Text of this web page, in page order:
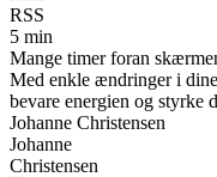
RSS
5 min
Mange timer foran
Med enkle ændringer i
bevare energien og styrke
Johanne Christensen
Johanne
Christensen